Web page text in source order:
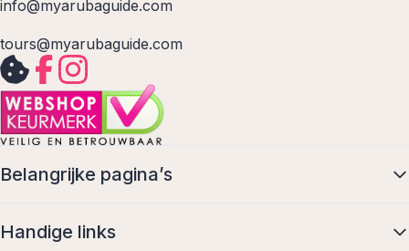
info@myarubaguide.com
tours@myarubaguide.com
Belangrijke pagina’s
Handige links